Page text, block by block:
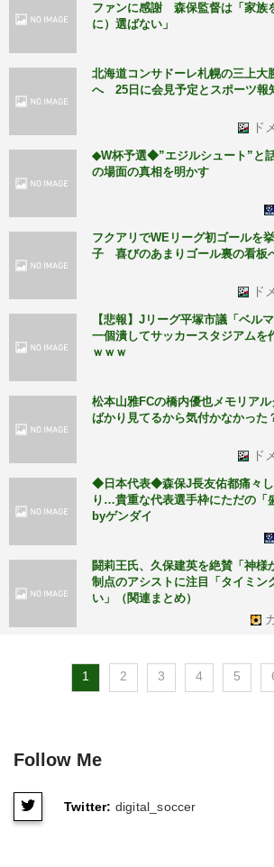
ファンに感謝 森保監督は「家族
に）選ばない」
北海道コンサドーレ札幌の三上大
へ 25日に会見予定とスポーツ報
ド
◆W杯予選◆”エジルシュート”と
の場面の真相を明かす
フクアリでWEリーグ初ゴールを
子 喜びのあまりゴール裏の看板
ド
【悲報】Jリーグ平塚市議「ベル
一個潰してサッカースタジアム
ｗｗｗ
松本山雅FCの橋内優也メモリア
ばかり見てるから気付かなかった
ド
◆日本代表◆森保J長友佑都痛々
り…貴重な代表選手枠にただの「
byゲンダイ
闘莉王氏、久保建英を絶賛「神様
制点のアシストに注目「タイミン
い」（関連まとめ）
1 2 3 4 5
Follow Me
Twitter: digital_soccer